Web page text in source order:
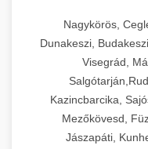
Nagykörös,
Dunakeszi,
Visegrád,
Kazincbarcika,
Mezőkövesd,
Jászapáti,